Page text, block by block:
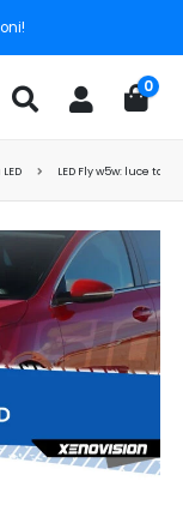
0
LED Fly w5w: luce